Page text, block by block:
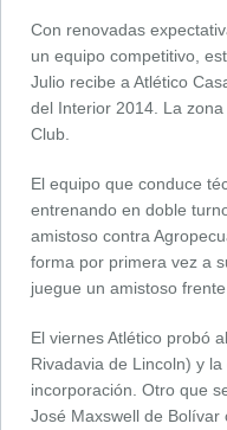
Con renovadas
un equipo competitivo,
Julio recibe a Atlético
del Interior 2014. La
Club.
El equipo que conduce
entrenando en doble
amistoso contra
forma por primera vez a
juegue un amistoso
El viernes Atlético probó
Rivadavia de Lincoln) y
incorporación. Otro que
José Maxswell de